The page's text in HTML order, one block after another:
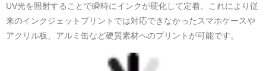
UV光を照射することで瞬時にインクが硬化して定着。これにより従
来のインクジェットプリントでは対応できなかったスマホケースや
アクリル板、アルミ缶など硬質素材へのプリントが可能です。